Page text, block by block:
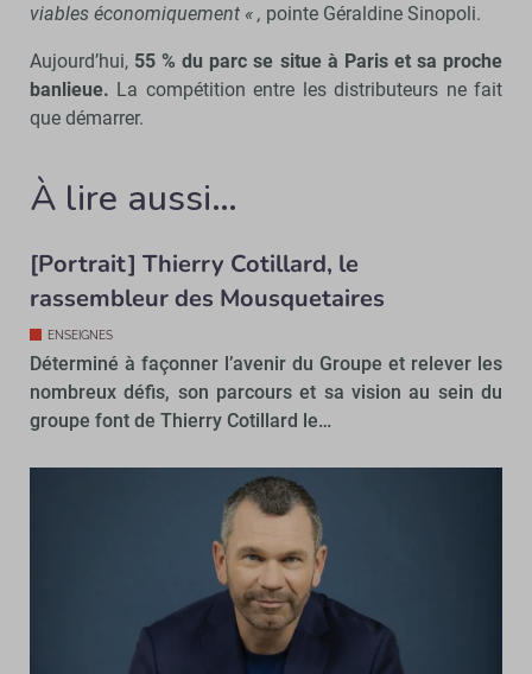
viables économiquement « , pointe Géraldine Sinopoli.
Aujourd’hui, 55 % du parc se situe à Paris et sa proche
banlieue. La compétition entre les distributeurs ne fait
que démarrer.
À lire aussi…
[Portrait] Thierry Cotillard, le
rassembleur des Mousquetaires
ENSEIGNES
Déterminé à façonner l’avenir du Groupe et relever les
nombreux défis, son parcours et sa vision au sein du
groupe font de Thierry Cotillard le…